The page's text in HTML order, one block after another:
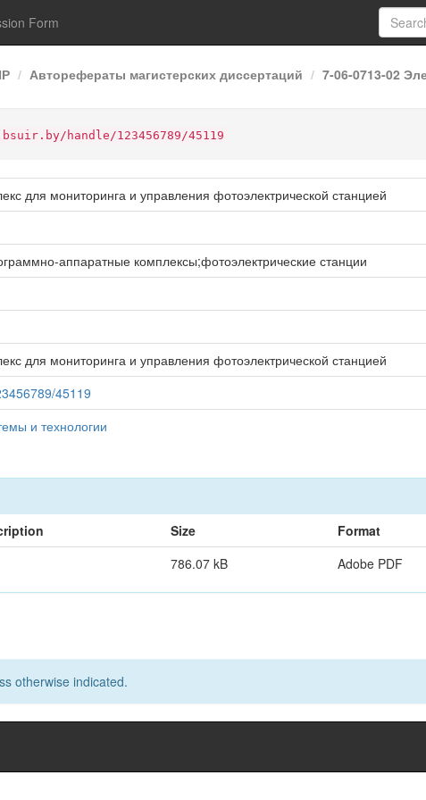
Form
Авторефераты магистерских диссертаций 7-06-0713-02
handle/123456789/45119
для мониторинга и управления фотоэлектрической станцией
аппаратные комплексы;фотоэлектрические станции
для мониторинга и управления фотоэлектрической станцией
45119
и технологии
Size
Format
786.07 kB Adobe PDF
otherwise indicated.